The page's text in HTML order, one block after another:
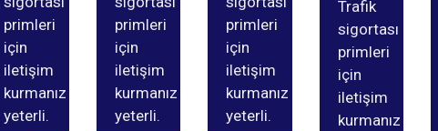
primleri
için
iletişim
kurmanız
yeterli.
primleri
için
iletişim
kurmanız
yeterli.
primleri
için
iletişim
kurmanız
yeterli.
Trafik
sigortası
primleri
için
iletişim
kurmanız